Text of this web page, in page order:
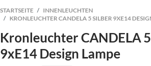
STARTSEITE
INNENLEUCHTEN
KRONLEUCHTER CANDELA 5 SILBER 9XE14
Kronleuchter CANDELA
9xE14 Design Lampe